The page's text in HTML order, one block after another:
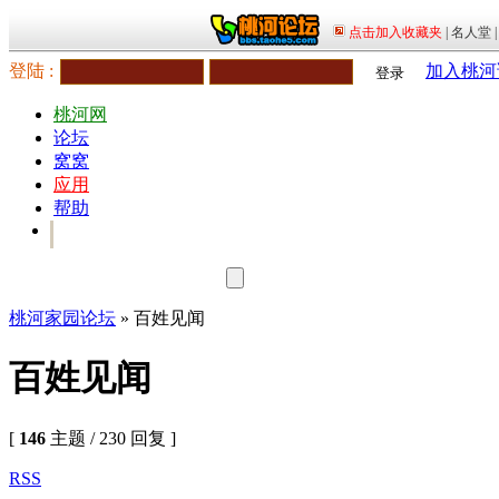
登陆 : 登录 加入桃
桃河网
论坛
窝窝
应用
帮助
桃河家园论坛 » 百姓见闻
百姓见闻
[ 146 主题 / 230 回复 ]
RSS